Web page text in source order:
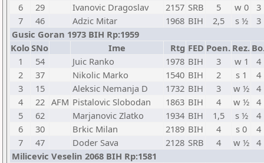
6
29 Ivanovic Dragoslav 2157 SRB 5 w 0
3
7
46 Adzic Mitar 1968 BIH 2,5 s ½
3
Gusic Goran 1973 BIH Rp:1959
KoloSNo Ime Rtg FED Poen. Rez.
1
54 Juic Ranko 1978 BIH 3 w 1
4
2
37 Nikolic Marko 1540 BIH 2 s 1
4
3
15 Aleksic Nemanja D 1732 BIH 3 w ½ 4
4
22 AFM Pistalovic Slobodan 1863 BIH 4 w ½ 4
5
62 Marjanovic Zlatko 1934 BIH 1,5 s ½
4
6
30 Brkic Milan 2189 BIH 4 s 0
4
7
47 Doder Sava 2128 SRB 4 w ½ 4
Milicevic Veselin 2068 BIH Rp:1581